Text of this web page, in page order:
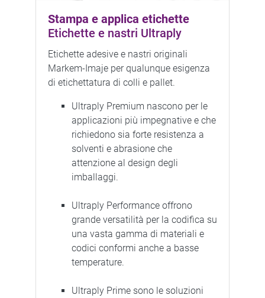
Stampa e applica etichette
Etichette e nastri Ultraply
Etichette adesive e nastri originali
Markem-Imaje per qualunque esigenza
di etichettatura di colli e pallet.
Ultraply Premium nascono per le
applicazioni più impegnative e che
richiedono sia forte resistenza a
solventi e abrasione che
attenzione al design degli
imballaggi.
Ultraply Performance offrono
grande versatilità per la codifica su
una vasta gamma di materiali e
codici conformi anche a basse
temperature.
Ultraply Prime sono le soluzioni